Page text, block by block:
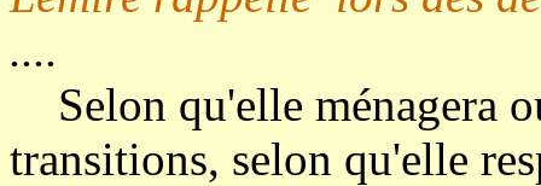
....
Selon qu'elle ménagera
transitions, selon qu'elle